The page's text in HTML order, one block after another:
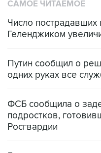
САМОЕ ЧИТАЕМОЕ
Число
Геленджиком
Путин сообщил о
одних руках все
ФСБ сообщила о
подростков,
Росгвардии